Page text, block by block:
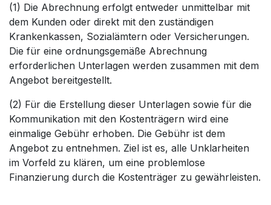
(1) Die Abrechnung erfolgt entweder unmittelbar mit
dem Kunden oder direkt mit den zuständigen
Krankenkassen, Sozialämtern oder Versicherungen.
Die für eine ordnungsgemäße Abrechnung
erforderlichen Unterlagen werden zusammen mit dem
Angebot bereitgestellt.
(2) Für die Erstellung dieser Unterlagen sowie für die
Kommunikation mit den Kostenträgern wird eine
einmalige Gebühr erhoben. Die Gebühr ist dem
Angebot zu entnehmen. Ziel ist es, alle Unklarheiten
im Vorfeld zu klären, um eine problemlose
Finanzierung durch die Kostenträger zu gewährleisten.